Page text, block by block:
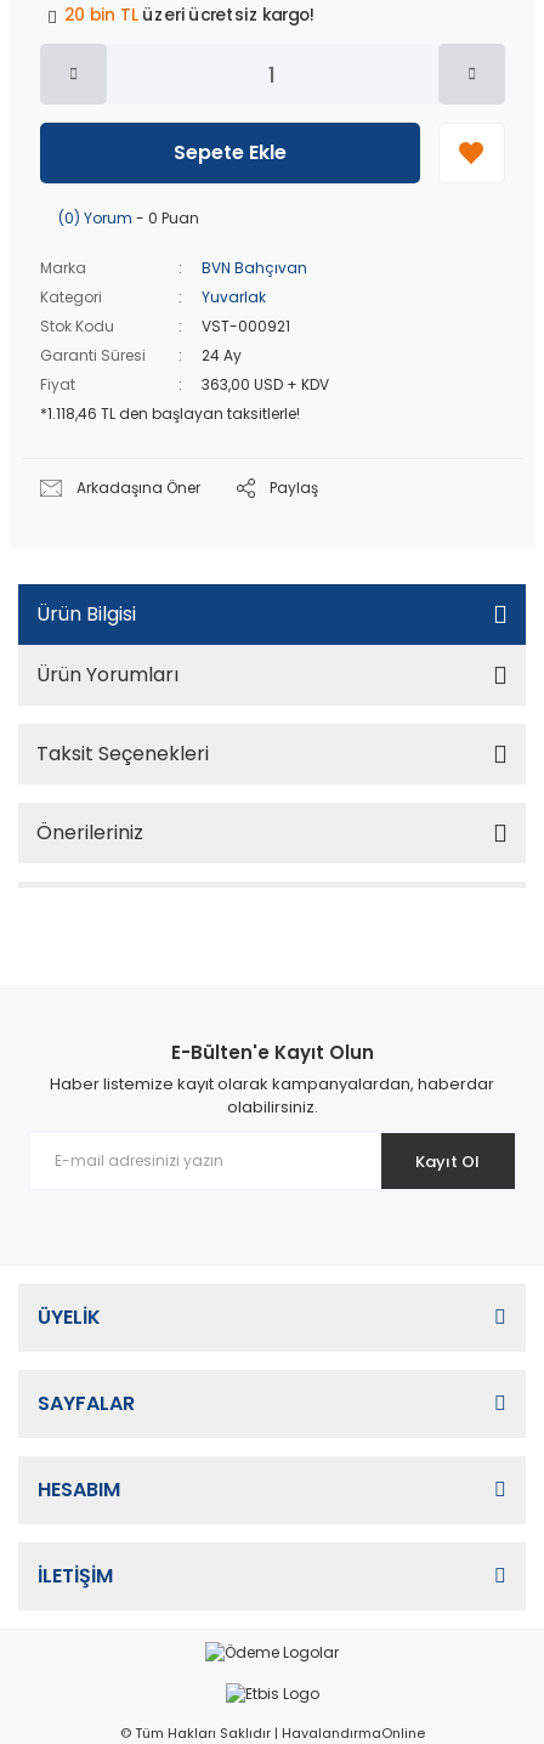
20 bin TLüzeri ücretsiz kargo!
40 bin TL
Peşin fiyatına
üzeri ücretsiz kargo!
üzeri ücretsiz kargo!
40 bin TLüzeri özel teklif!
Sepete Ekle
(0) Yorum - 0 Puan
Marka
BVN Bahçıvan
Kategori
Yuvarlak
Stok Kodu
VST-000921
Garanti Süresi
24 Ay
Fiyat
363,00 USD + KDV
*1.118,46 TL den başlayan taksitlerle!
Arkadaşına Öner Paylaş
Ürün Bilgisi
Ürün Yorumları
Taksit Seçenekleri
Önerileriniz
E-Bülten'e Kayıt Olun
Haber listemize kayıt olarak kampanyalardan, haberdar
olabilirsiniz.
Kayıt Ol
ÜYELİK
SAYFALAR
HESABIM
İLETİŞİM
© Tüm Hakları Saklıdır | HavalandırmaOnline